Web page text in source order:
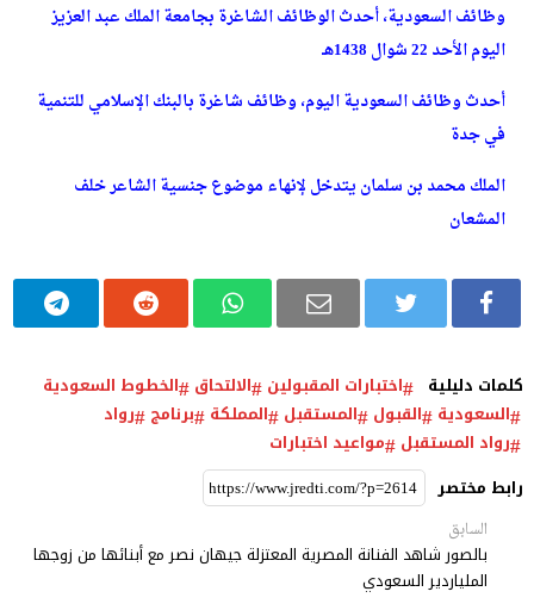
وظائف السعودية، أحدث الوظائف الشاغرة بجامعة الملك عبد العزيز
اليوم الأحد 22 شوال 1438هـ
أحدث وظائف السعودية اليوم، وظائف شاغرة بالبنك الإسلامي للتنمية
في جدة
الملك محمد بن سلمان يتدخل لإنهاء موضوع جنسية الشاعر خلف
المشعان
كلمات دليلية اختبارات المقبولين الالتحاق الخطوط السعودية
السعودية القبول المستقبل المملكة برنامج رواد
رواد المستقبل مواعيد اختبارات
رابط مختصر
السابق
بالصور شاهد الفنانة المصرية المعتزلة جيهان نصر مع أبنائها من زوجها
الملياردير السعودي